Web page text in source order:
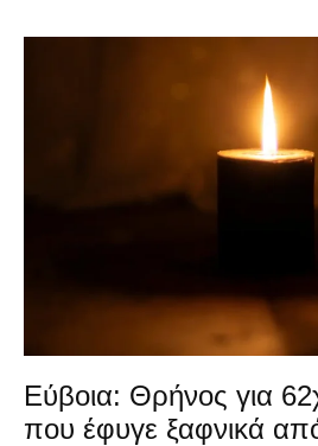
Εύβοια: Θρήνος για
που έφυγε ξαφνικά